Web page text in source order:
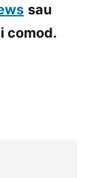
sau
comod.